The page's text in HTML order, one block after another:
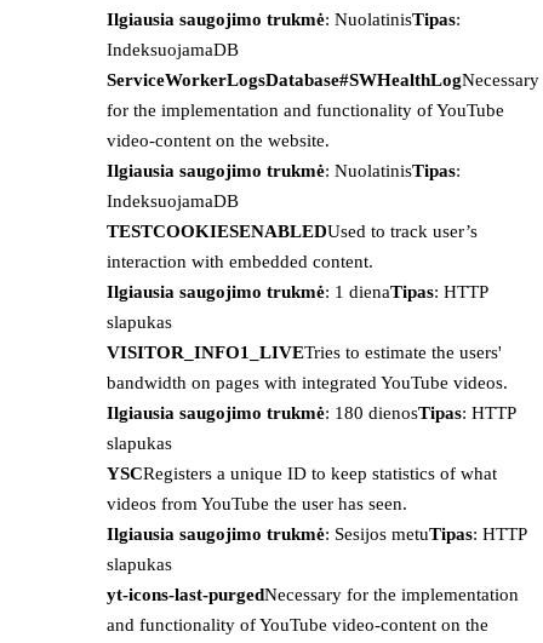
Ilgiausia saugojimo trukmė: NuolatinisTipas:
IndeksuojamaDB
ServiceWorkerLogsDatabase#SWHealthLogNecessary
for the implementation and functionality of YouTube
video-content on the website.
Ilgiausia saugojimo trukmė: NuolatinisTipas:
IndeksuojamaDB
TESTCOOKIESENABLEDUsed to track user’s
interaction with embedded content.
Ilgiausia saugojimo trukmė: 1 dienaTipas: HTTP
slapukas
VISITOR_INFO1_LIVETries to estimate the users'
bandwidth on pages with integrated YouTube videos.
Ilgiausia saugojimo trukmė: 180 dienosTipas: HTTP
slapukas
YSCRegisters a unique ID to keep statistics of what
videos from YouTube the user has seen.
Ilgiausia saugojimo trukmė: Sesijos metuTipas: HTTP
slapukas
yt-icons-last-purgedNecessary for the implementation
and functionality of YouTube video-content on the